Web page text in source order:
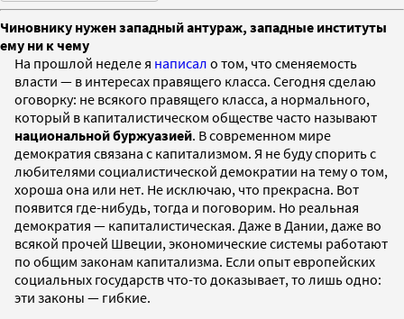
Чиновнику нужен западный антураж, западные институты
ему ни к чему
На прошлой неделе я написал о том, что сменяемость
власти — в интересах правящего класса. Сегодня сделаю
оговорку: не всякого правящего класса, а нормального,
который в капиталистическом обществе часто называют
национальной буржуазией. В современном мире
демократия связана с капитализмом. Я не буду спорить с
любителями социалистической демократии на тему о том,
хороша она или нет. Не исключаю, что прекрасна. Вот
появится где-нибудь, тогда и поговорим. Но реальная
демократия — капиталистическая. Даже в Дании, даже во
всякой прочей Швеции, экономические системы работают
по общим законам капитализма. Если опыт европейских
социальных государств что-то доказывает, то лишь одно:
эти законы — гибкие.